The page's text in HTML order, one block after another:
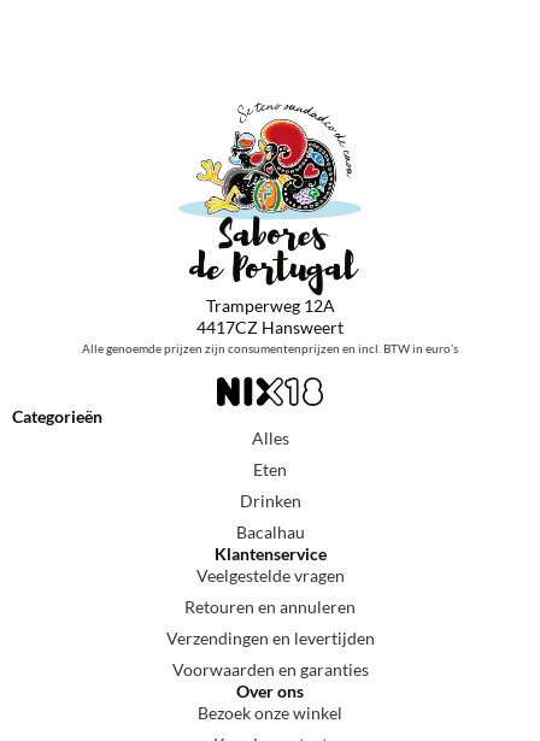
Tramperweg 12A
4417CZ Hansweert
Alle genoemde prijzen zijn consumentenprijzen en incl. BTW in euro’s
Categorieën
Alles
Eten
Drinken
Bacalhau
Klantenservice
Veelgestelde vragen
Retouren en annuleren
Verzendingen en levertijden
Voorwaarden en garanties
Over ons
Bezoek onze winkel